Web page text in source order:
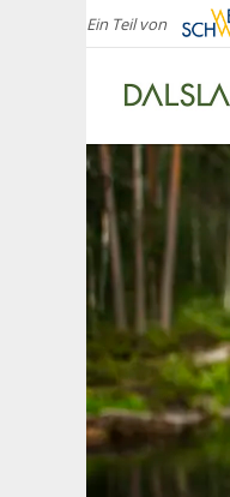
Ein Teil von